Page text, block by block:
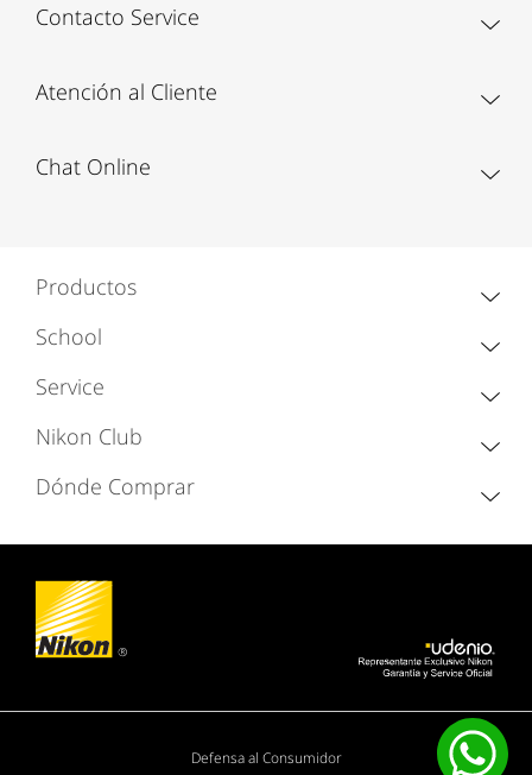
Contacto Service
Atención al Cliente
Chat Online
Productos
School
Service
Nikon Club
Dónde Comprar
Defensa al Consumidor